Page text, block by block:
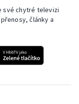
své chytré televizi
články a